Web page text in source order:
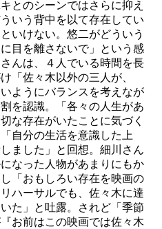
とのシーンではさらに抑え
いう背中を以て存在してい
いけない。悠二がどういう
目を離さないで」という感
んは、４人でいる時間を長
「佐々木以外の三人が、
ようにバランスを考えなが
を認識。「各々の人生があ
な存在がいたことに気づく
自分の生活を意識した上
ました」と回想。細川さん
なった人物があまりにもか
「おもしろい存在を映画の
ハーサルでも、佐々木に達
た」と吐露。されど「季節
お前はこの映画では佐々木